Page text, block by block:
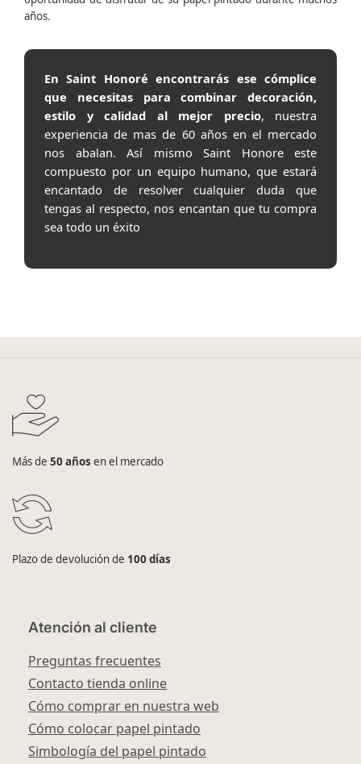
años.
En Saint Honoré encontrarás ese cómplice
que necesitas para combinar decoración,
estilo y calidad al mejor precio, nuestra
experiencia de mas de 60 años en el mercado
nos abalan. Así mismo Saint Honore este
compuesto por un equipo humano, que estará
encantado de resolver cualquier duda que
tengas al respecto, nos encantan que tu compra
sea todo un éxito
Más de 50 años en el mercado
Plazo de devolución de 100 días
Atención al cliente
Preguntas frecuentes
Contacto tienda online
Cómo comprar en nuestra web
Cómo colocar papel pintado
Simbología del papel pintado